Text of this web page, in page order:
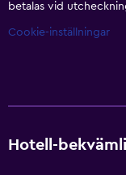
betalas vid
Cookie-inställningar
Hotell-